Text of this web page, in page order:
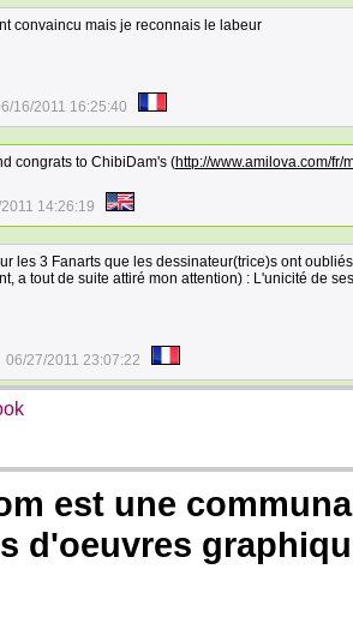
convaincu mais je reconnais le labeur
16/2011 16:25:40
congrats to ChibiDam's (http://www.amilova.com/
14:26:19
les 3 Fanarts que les dessinateur(trice)s ont
a tout de suite attiré mon attention) : L'unicité de
06/27/2011 23:07:22
est une
d'oeuvres